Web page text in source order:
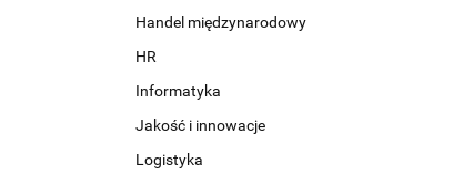
Handel międzynarodowy
HR
Informatyka
Jakość i innowacje
Logistyka